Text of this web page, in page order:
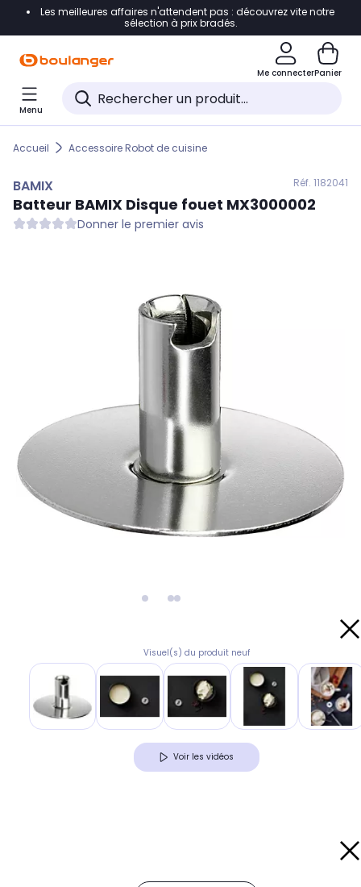
Accéder directement à la navigation
Accéder directement au pied de page
Accéder directement au chatbot
Les meilleures affaires n'attendent pas : découvrez vite notre
sélection à prix bradés.
Me connecterPanier
Menu
Accueil Accessoire Robot de cuisine
BAMIX Réf. 1182041
Batteur BAMIX Disque fouet MX3000002
Donner le premier avis
Visuel(s) du produit neuf
Voir les vidéos